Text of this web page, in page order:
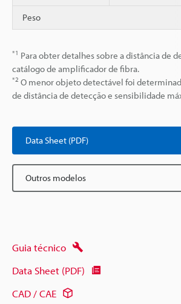
Peso
*1 Para obter detalhes sobre a distância de
catálogo de amplificador de fibra.
*2 O menor objeto detectável foi
de distância de detecção e sensibilidade
Data Sheet (PDF)
Outros modelos
Guia técnico
Data Sheet (PDF)
CAD / CAE